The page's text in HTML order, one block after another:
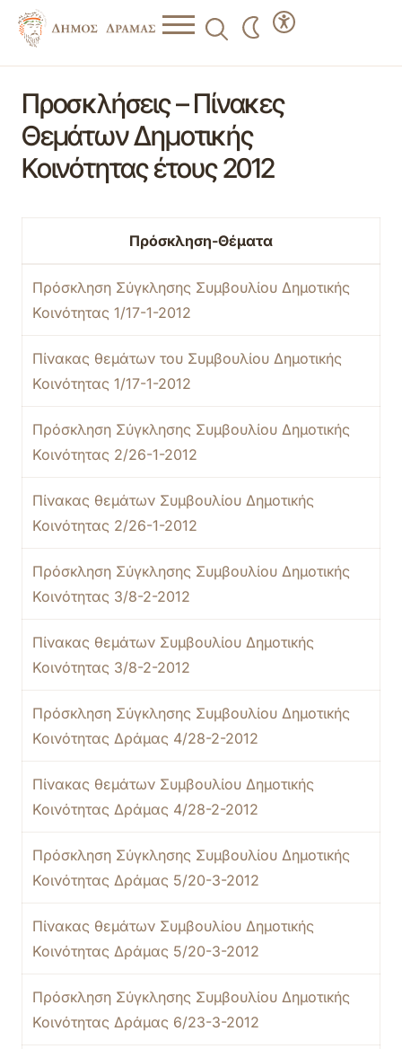
Προσκλήσεις – Πίνακες
Θεμάτων Δημοτικής
Κοινότητας έτους 2012
Πρόσκληση-Θέματα
Πρόσκληση Σύγκλησης Συμβουλίου Δημοτικής
Κοινότητας 1/17-1-2012
Πίνακας θεμάτων του Συμβουλίου Δημοτικής
Κοινότητας 1/17-1-2012
Πρόσκληση Σύγκλησης Συμβουλίου Δημοτικής
Κοινότητας 2/26-1-2012
Πίνακας θεμάτων Συμβουλίου Δημοτικής
Κοινότητας 2/26-1-2012
Πρόσκληση Σύγκλησης Συμβουλίου Δημοτικής
Κοινότητας 3/8-2-2012
Πίνακας θεμάτων Συμβουλίου Δημοτικής
Κοινότητας 3/8-2-2012
Πρόσκληση Σύγκλησης Συμβουλίου Δημοτικής
Κοινότητας Δράμας 4/28-2-2012
Πίνακας θεμάτων Συμβουλίου Δημοτικής
Κοινότητας Δράμας 4/28-2-2012
Πρόσκληση Σύγκλησης Συμβουλίου Δημοτικής
Κοινότητας Δράμας 5/20-3-2012
Πίνακας θεμάτων Συμβουλίου Δημοτικής
Κοινότητας Δράμας 5/20-3-2012
Πρόσκληση Σύγκλησης Συμβουλίου Δημοτικής
Κοινότητας Δράμας 6/23-3-2012